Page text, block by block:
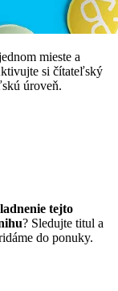
mieste a
si čítateľský
úroveň.
tejto
? Sledujte titul a
do ponuky.